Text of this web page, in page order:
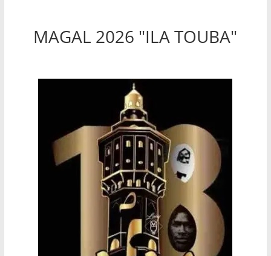
MAGAL 2026 "ILA TOUBA"